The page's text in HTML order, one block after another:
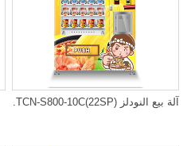
آلة بيع النودلز TCN-S800-10C(22SP).